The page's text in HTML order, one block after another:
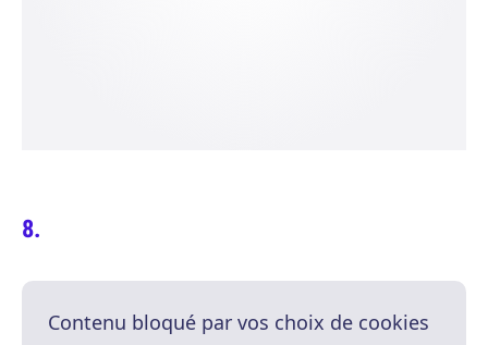
Contenu bloqué par vos choix de cookies